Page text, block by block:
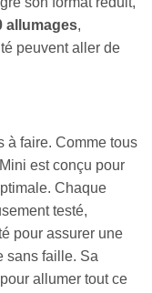
allumages,
peuvent aller de
à faire. Comme tous
est conçu pour
Chaque
testé,
pour assurer une
sans faille. Sa
allumer tout ce